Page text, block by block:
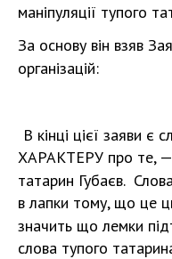
маніпуляції тупого
За основу він взяв
організацій:
В кінці цієї заяви
ХАРАКТЕРУ про те,
татарин Губаєв.
в лапки тому, що це
значить що лемки
слова тупого